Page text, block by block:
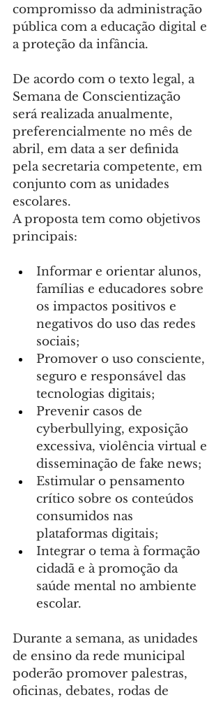
compromisso da administração
pública com a educação digital e
a proteção da infância.
De acordo com o texto legal, a
Semana de Conscientização
será realizada anualmente,
preferencialmente no mês de
abril, em data a ser definida
pela secretaria competente, em
conjunto com as unidades
escolares.
A proposta tem como objetivos
principais:
Informar e orientar alunos,
famílias e educadores sobre
os impactos positivos e
negativos do uso das redes
sociais;
Promover o uso consciente,
seguro e responsável das
tecnologias digitais;
Prevenir casos de
cyberbullying, exposição
excessiva, violência virtual e
disseminação de fake news;
Estimular o pensamento
crítico sobre os conteúdos
consumidos nas
plataformas digitais;
Integrar o tema à formação
cidadã e à promoção da
saúde mental no ambiente
escolar.
Durante a semana, as unidades
de ensino da rede municipal
poderão promover palestras,
oficinas, debates, rodas de